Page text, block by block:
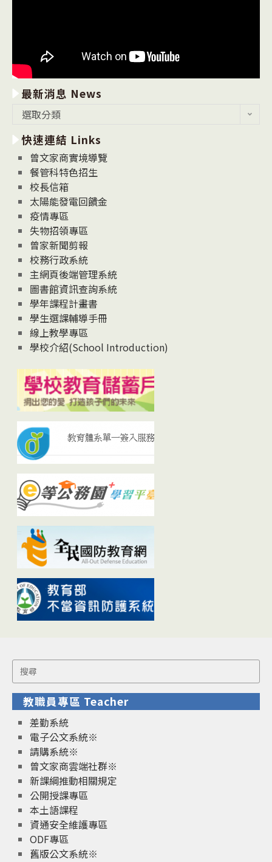
最新消息 News
消
息
News
選取分類
快速連結 Links
曾文家商實境導覽
餐管科特色招生
校長信箱
太陽能發電回饋金
疫情專區
失物招領專區
曾家新聞剪報
校務行政系統
主網頁後端管理系統
圖書館資訊查詢系統
學年課程計畫書
學生選課輔導手冊
線上教學專區
學校介紹(School Introduction)
Search
for:
教職員專區 Teacher
差勤系統
電子公文系統※
請購系統※
曾文家商雲端社群※
新課綱推動相關規定
公開授課專區
本土語課程
資通安全維護專區
ODF專區
舊版公文系統※